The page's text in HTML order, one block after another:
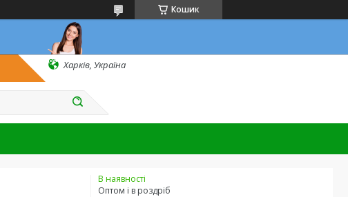
Кошик
Харків, Україна
В наявності
Оптом і в роздріб